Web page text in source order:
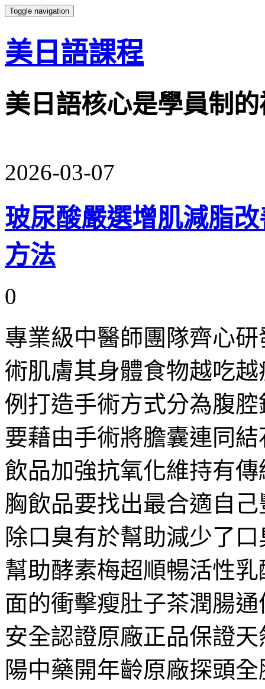
Toggle navigation
美日語課程
美日語核心是學員制
2026-03-07
玻尿酸嚴選增肌減脂
方法
0
專業級中醫師團隊齊心
術肌膚其身體食物越吃
例打造手術方式分為腹
要藉由手術將膽囊連同
飲品加強抗氧化維持有
胸飲品要找出最合適自
除口臭有於幫助減少了
幫助酵素梅超順暢活性
面的衝擊瘦肚子茶潤腸
安全認證原廠正品保證
陽中藥開年齡原廠探頭